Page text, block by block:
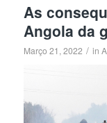
As
Angola da
Março 21, 2022 / in